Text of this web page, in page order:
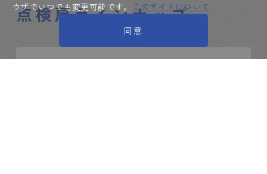
点検扉ラインナップ
ウザでいつでも変更可能です。
このサイトについて
同意